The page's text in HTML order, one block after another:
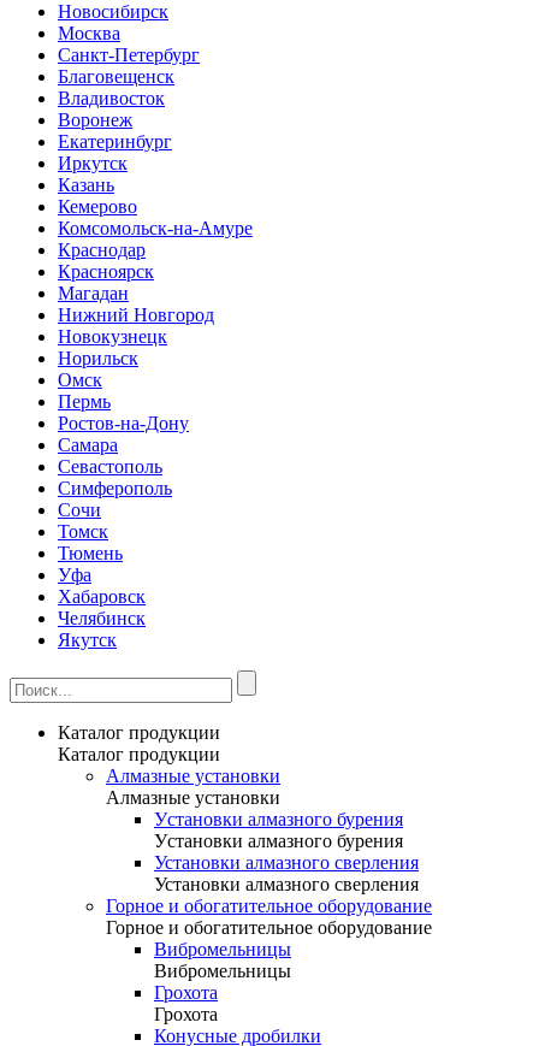
Новосибирск
Москва
Санкт-Петербург
Благовещенск
Владивосток
Воронеж
Екатеринбург
Иркутск
Казань
Кемерово
Комсомольск-на-Амуре
Краснодар
Красноярск
Магадан
Нижний Новгород
Новокузнецк
Норильск
Омск
Пермь
Ростов-на-Дону
Самара
Севастополь
Симферополь
Сочи
Томск
Тюмень
Уфа
Хабаровск
Челябинск
Якутск
Каталог продукции
Каталог продукции
Алмазные установки
Алмазные установки
Уcтановки алмазного бурения
Уcтановки алмазного бурения
Установки алмазного сверления
Установки алмазного сверления
Горное и обогатительное оборудование
Горное и обогатительное оборудование
Вибромельницы
Вибромельницы
Грохота
Грохота
Конусные дробилки